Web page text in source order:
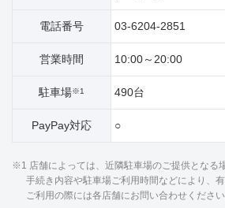
電話番号 03-6204-2851
営業時間 10:00～20:00
駐車場※1 490台
PayPay対応 ○
※1 店舗によっては、近隣駐車場のご提供となる
手続き内容や駐車場ご利用時間などにより、
ご利用の際には各店舗にお問い合わせください